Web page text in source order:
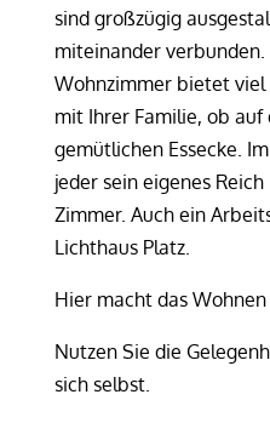
sind großzügig
miteinander verbunden.
Wohnzimmer bietet viel
mit Ihrer Familie, ob auf
gemütlichen Essecke.
jeder sein eigenes
Zimmer. Auch ein
Lichthaus Platz.
Hier macht das
Nutzen Sie die
sich selbst.